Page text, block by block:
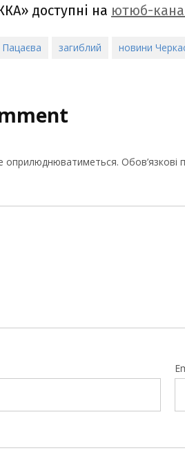
доступні на ютюб-
загиблий новини
оприлюднюватиметься. Обов’язкові